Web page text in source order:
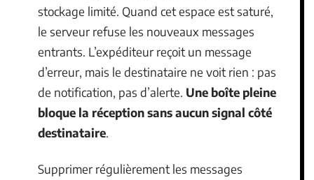
stockage limité. Quand cet espace est saturé,
le serveur refuse les nouveaux messages
entrants. L’expéditeur reçoit un message
d’erreur, mais le destinataire ne voit rien : pas
de notification, pas d’alerte. Une boîte pleine
bloque la réception sans aucun signal côté
destinataire.
Supprimer régulièrement les messages